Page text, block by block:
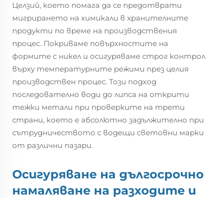
Целзий, което помага да се предотврати
мигрирането на химикали в хранителните
продукти по време на производствения
процес. Покриваме повърхностите на
формите с никел и осигуряваме строг контрол
върху температурните режими през целия
производствен процес. Този подход
последователно води до липса на открити
тежки метали при проверките на трети
страни, което е абсолютно задължително при
сътрудничеството с водещи световни марки
от различни пазари.
Осигуряване на дългосрочно
намаляване на разходите и